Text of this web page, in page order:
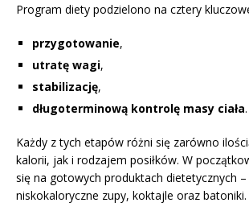
Program diety podzielono na cztery
przygotowanie,
utratę wagi,
stabilizację,
długoterminową kontrolę masy ciała.
Każdy z tych etapów różni się zarówno
kalorii, jak i rodzajem posiłków. W
się na gotowych produktach dietetycznych
niskokaloryczne zupy, koktajle oraz batoniki.